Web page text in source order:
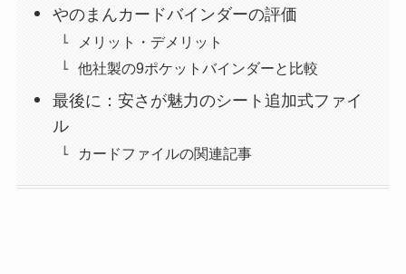
やのまんカードバインダーの評価
メリット・デメリット
他社製の9ポケットバインダーと比較
最後に：安さが魅力のシート追加式ファイ
ル
カードファイルの関連記事